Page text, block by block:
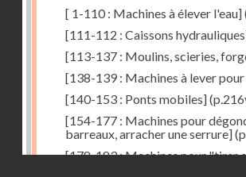
[ 1-110 : Machines à élever l'eau]
[111-112 : Caissons
[113-137 : Moulins, scieries,
[138-139 : Machines à lever
[140-153 : Ponts mobiles]
[154-177 : Machines pour
barreaux, arracher une serrure]
[178-183 : Machines pour "tirer